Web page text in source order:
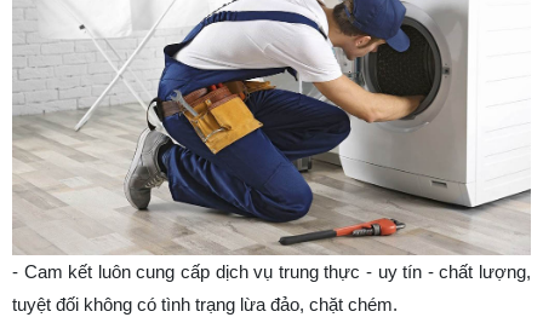
- Cam kết luôn cung cấp dịch vụ trung thực - uy tín - chất lượng,
tuyệt đối không có tình trạng lừa đảo, chặt chém.